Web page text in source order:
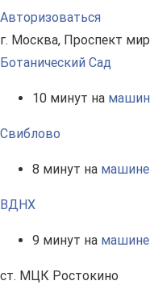
Авторизоваться
г. Москва, Проспект
Ботанический Сад
10 минут на
Свиблово
8 минут на машине
ВДНХ
9 минут на машине
ст. МЦК Ростокино